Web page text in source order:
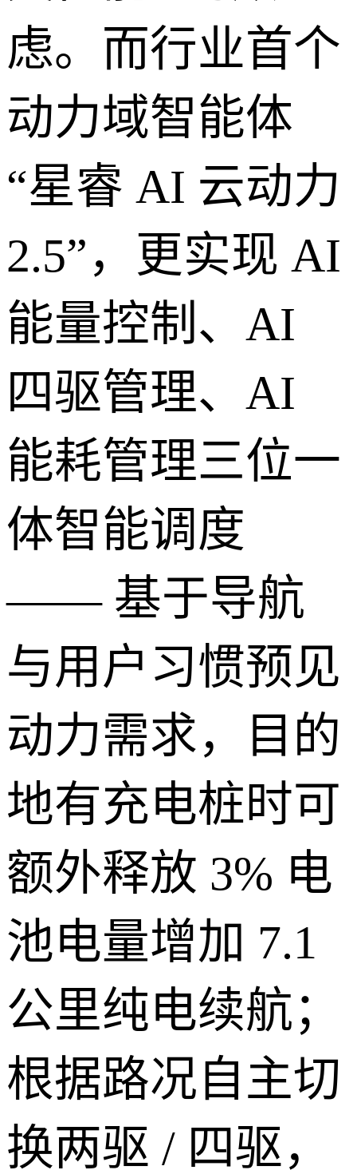
虑。而行业首个
动力域智能体
“星睿 AI 云动力
2.5”，更实现 AI
能量控制、AI
四驱管理、AI
能耗管理三位一
体智能调度
—— 基于导航
与用户习惯预见
动力需求，目的
地有充电桩时可
额外释放 3% 电
池电量增加 7.1
公里纯电续航；
根据路况自主切
换两驱 / 四驱，